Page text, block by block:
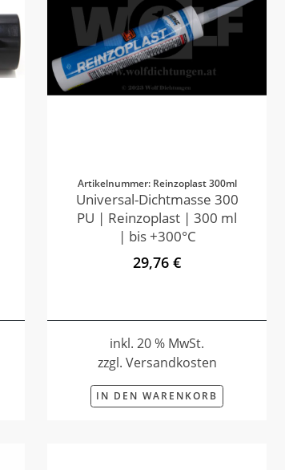
Artikelnummer: Reinzoplast 300ml
Universal-Dichtmasse 300
PU | Reinzoplast | 300 ml
| bis +300°C
29,76 €
inkl. 20 % MwSt.
zzgl. Versandkosten
IN DEN WARENKORB